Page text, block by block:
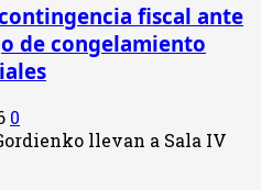
fiscal ante
de congelamiento
0